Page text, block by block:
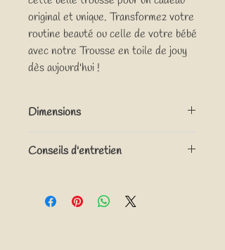
original et unique. Transformez votre
routine beauté ou celle de votre bébé
avec notre Trousse en toile de jouy
dès aujourd'hui !
Dimensions
Hauteur x Largeur)
Conseils d'entretien
délicat, ne pas mettre au sèche-linge , ne
pas repasser.